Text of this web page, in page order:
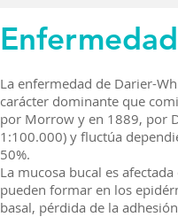
La enfermedad de Darier-
carácter dominante que
por Morrow y en 1889, por
1:100.000) y fluctúa
50%.
La mucosa bucal es
pueden formar en los
basal, pérdida de la